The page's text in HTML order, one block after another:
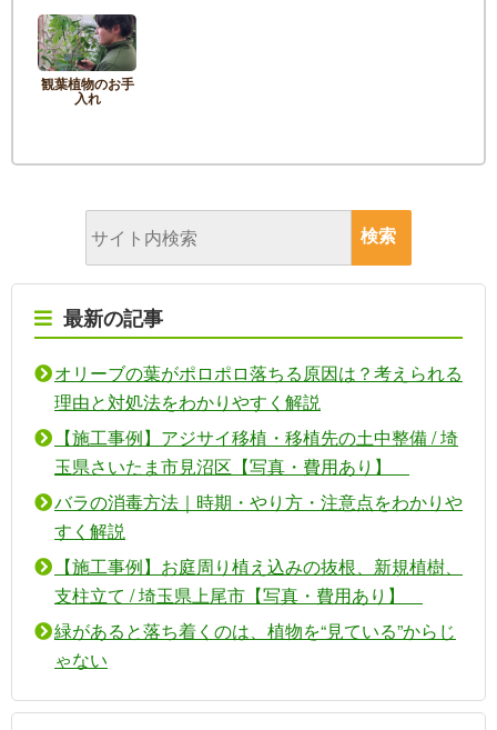
観葉植物のお手
入れ
最新の記事
オリーブの葉がポロポロ落ちる原因は？考えられる
理由と対処法をわかりやすく解説
【施工事例】アジサイ移植・移植先の土中整備 / 埼
玉県さいたま市見沼区【写真・費用あり】
バラの消毒方法｜時期・やり方・注意点をわかりや
すく解説
【施工事例】お庭周り植え込みの抜根、新規植樹、
支柱立て / 埼玉県上尾市【写真・費用あり】
緑があると落ち着くのは、植物を“見ている”からじ
ゃない